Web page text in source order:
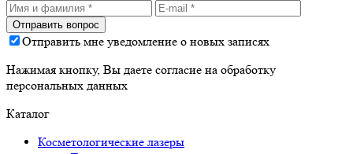
Отправить мне уведомление о новых записях
Нажимая кнопку, Вы даете согласие на обработку
персональных данных
Каталог
Косметологические лазеры